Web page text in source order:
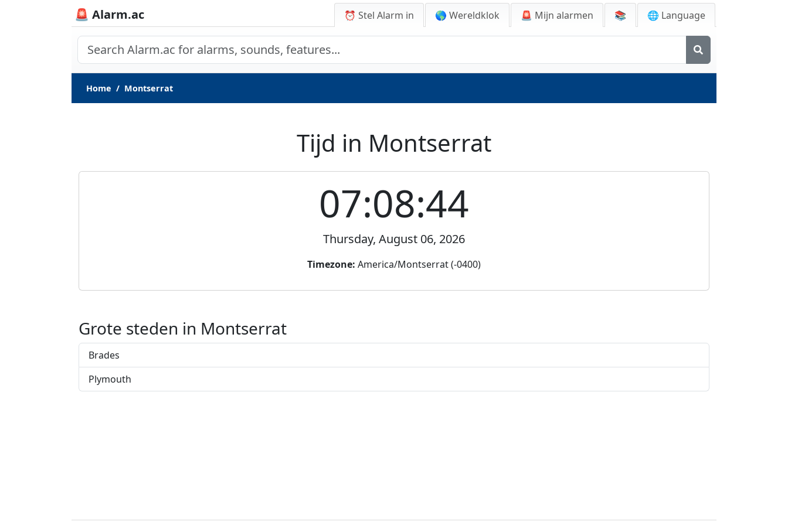
🚨 Alarm.ac ⏰ Stel Alarm in 🌎 Wereldklok 🚨 Mijn alarmen 📚 🌐 Language
Home Montserrat
Tijd in Montserrat
07:08:44
Thursday, August 06, 2026
Timezone: America/Montserrat (-0400)
Grote steden in Montserrat
Brades
Plymouth